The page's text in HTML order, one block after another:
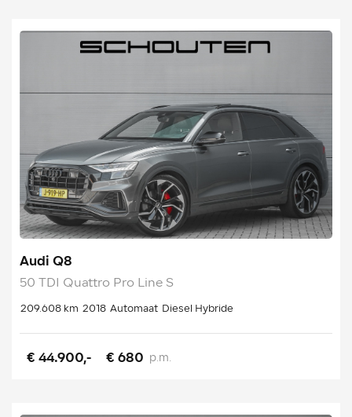
Audi Q8
50 TDI Quattro Pro Line S
209.608 km 2018 Automaat Diesel Hybride
€ 44.900,- € 680 p.m.